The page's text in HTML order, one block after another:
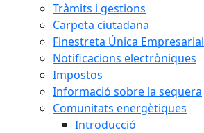
Tràmits i gestions
Carpeta ciutadana
Finestreta Única Empresarial
Notificacions electròniques
Impostos
Informació sobre la sequera
Comunitats energètiques
Introducció